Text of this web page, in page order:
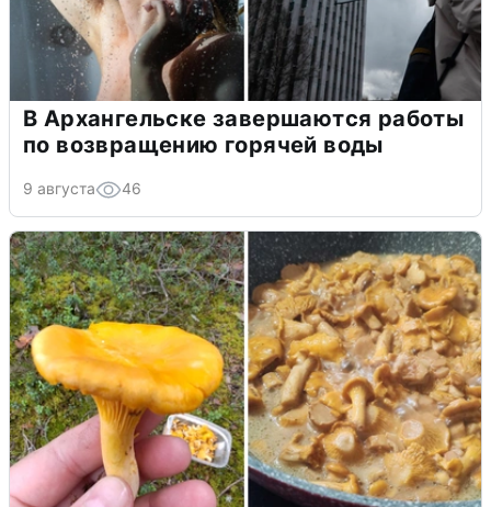
В Архангельске завершаются работы
по возвращению горячей воды
9 августа 46